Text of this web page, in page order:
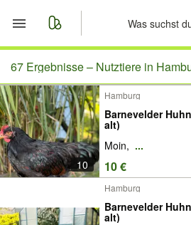
Start
Merkliste
Nachrichten
Anzeige aufgeben
67 Ergebnisse – Nutztiere in
10
Hamburg
Barnevelder
alt)
Moin, ...
10 €
Hamburg
Barnevelder
alt)